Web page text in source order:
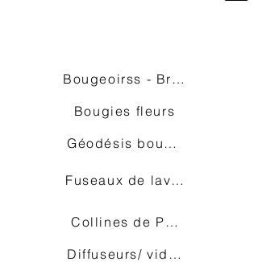
Bougeoirss - Braséros-Bûches
Bougies fleurs
Géodésis bougies
Fuseaux de lavande
Collines de Provence
Diffuseurs/ vides-poches